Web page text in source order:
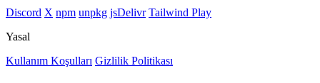
Discord X npm unpkg jsDelivr Tailwind Play
Yasal
Kullanım Koşulları Gizlilik Politikası